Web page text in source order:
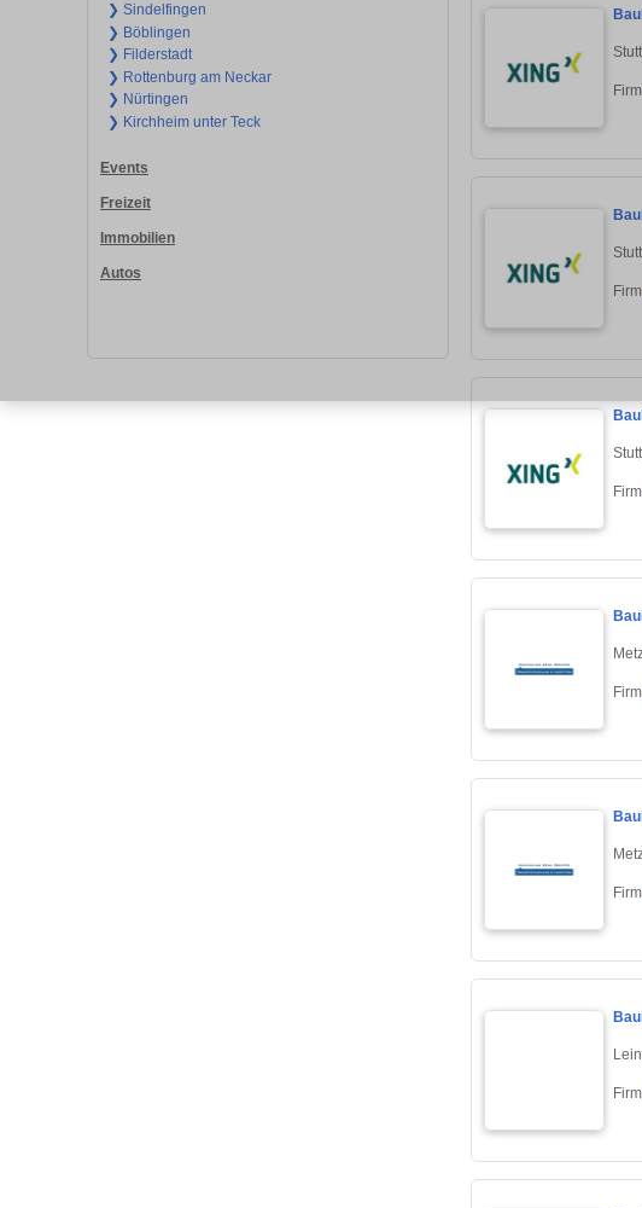
❯ Sindelfingen
❯ Böblingen
❯ Filderstadt
❯ Rottenburg am Neckar
❯ Nürtingen
❯ Kirchheim unter Teck
Events
Freizeit
Immobilien
Autos